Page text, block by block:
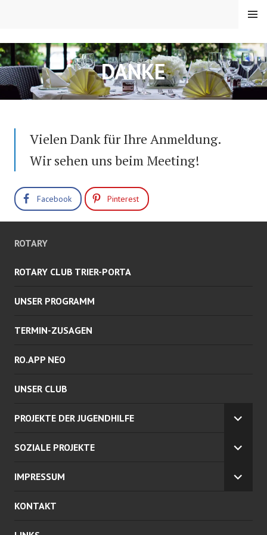
RC TRIER-PORTA
MENÜ
DANKE
Vielen Dank für Ihre Anmeldung.
Wir sehen uns beim Meeting!
Facebook Pinterest
ROTARY
ROTARY CLUB TRIER-PORTA
UNSER PROGRAMM
TERMIN-ZUSAGEN
RO.APP NEO
UNSER CLUB
PROJEKTE DER JUGENDHILFE
SOZIALE PROJEKTE
IMPRESSUM
KONTAKT